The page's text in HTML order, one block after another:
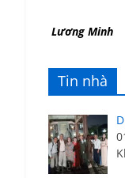
Lương Minh
Tin nhà